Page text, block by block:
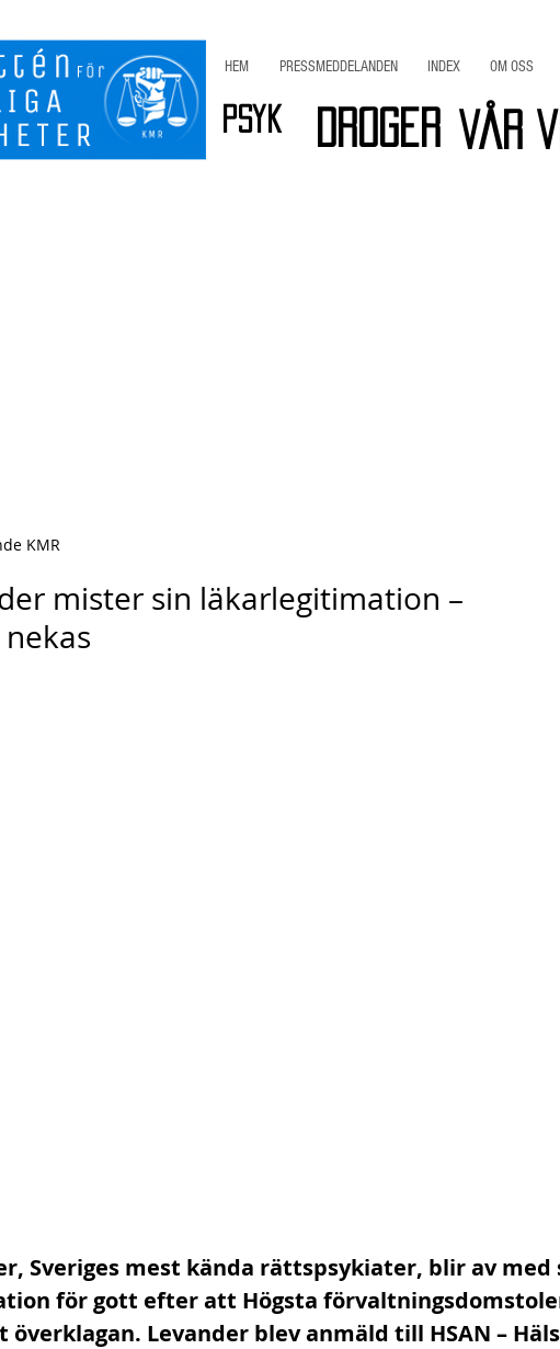
HEM PRESSMEDDELANDEN INDEX OM OSS
Vår
Droger
Psyk
mister sin läkarlegitimation –
KMR
Sveriges mest kända rättspsykiater, blir av med
för gott efter att Högsta
överklagan. Levander blev anmäld till HSAN –